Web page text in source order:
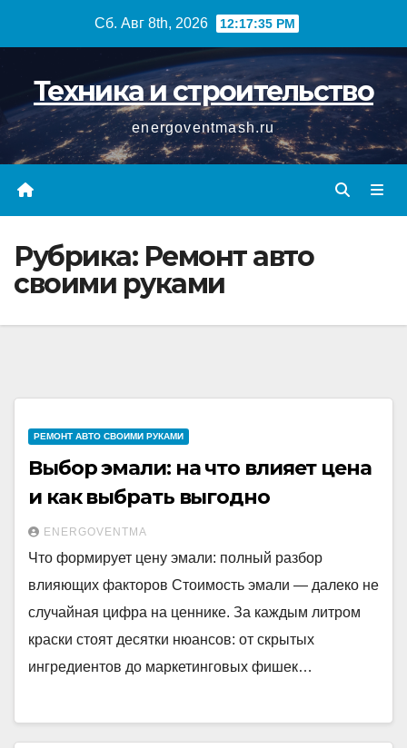
Сб. Авг 8th, 2026 12:17:36 PM
Техника и строительство
energoventmash.ru
Рубрика: Ремонт авто
своими руками
РЕМОНТ АВТО СВОИМИ РУКАМИ
Выбор эмали: на что влияет цена
и как выбрать выгодно
ENERGOVENTMA
Что формирует цену эмали: полный разбор
влияющих факторов Стоимость эмали — далеко не
случайная цифра на ценнике. За каждым литром
краски стоят десятки нюансов: от скрытых
ингредиентов до маркетинговых фишек…